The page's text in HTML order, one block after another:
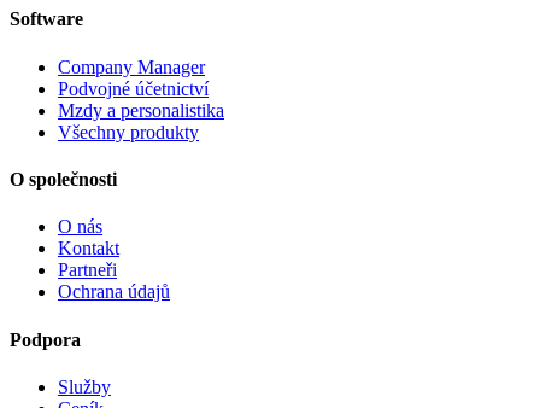
Software
Company Manager
Podvojné účetnictví
Mzdy a personalistika
Všechny produkty
O společnosti
O nás
Kontakt
Partneři
Ochrana údajů
Podpora
Služby